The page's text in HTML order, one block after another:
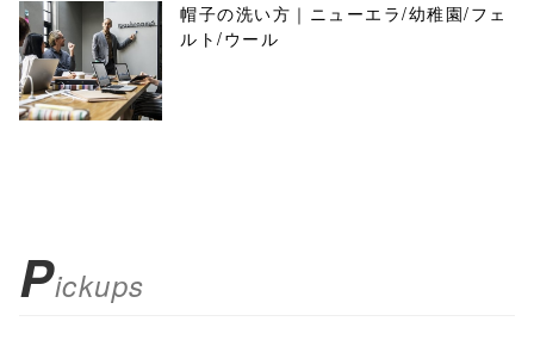
帽子の洗い方｜ニューエラ/幼稚園/フェ
ルト/ウール
Pickups